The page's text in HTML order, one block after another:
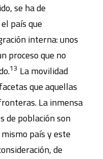
se ha de
país que
interna: unos
proceso que no
13 La movilidad
que aquellas
La inmensa
de población son
país y este
de